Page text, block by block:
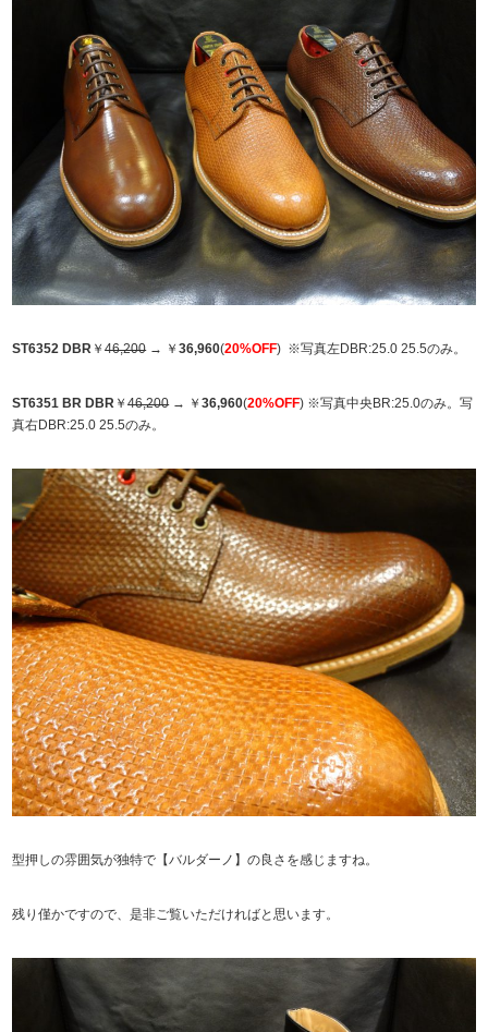
ST6352 DBR ￥46,200→ ￥36,960(20%OFF) ※写真左DBR:25.0 25.5のみ。
ST6351 BR DBR ￥46,200→ ￥36,960(20%OFF) ※写真中央BR:25.0のみ。写
真右DBR:25.0 25.5のみ。
型押しの雰囲気が独特で【バルダーノ】の良さを感じますね。
残り僅かですので、是非ご覧いただければと思います。